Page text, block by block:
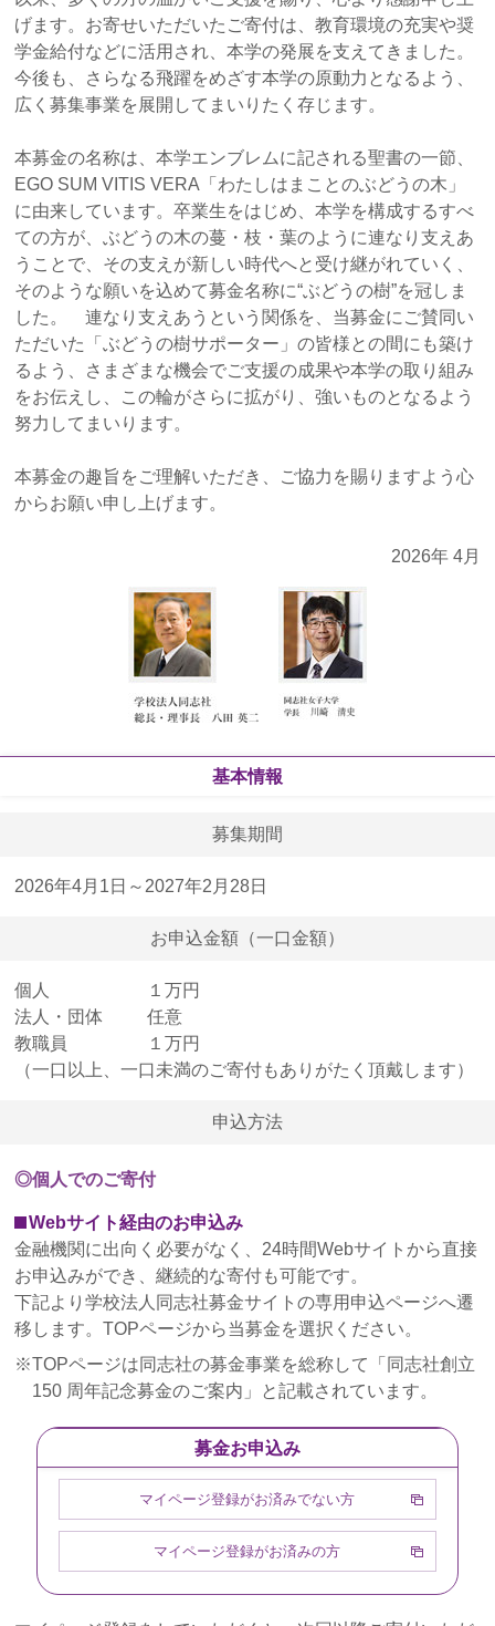
2025年2月10日
寄付金免税措置の手続き（確定申告）方法について
（2024年にご寄付いただいた皆さまへ）
2024年中の日付での寄付領収書発行をご希望の方へ
2024年12月17日
ぶどうの樹オンライン講演会 『同志社と医療・看
護』を開催
2024年11月7日
【2/21（金）】2024年度「ぶどうの樹サポーターの
集い」のご案内
2024年10月30日
【12/11（水）】ぶどうの樹オンライン講演会『同志
社と医療・看護』のご案内
2024年8月22日
2024年6月19日
【8/16（金）】2024年度大文字の送り火 観覧の会の
2024年6月18日
ぶどうの樹サポーターズ通信第12号を発行しました
2023年度「ぶどうの樹サポーターの集い」を開催し
ました
2024年2月14日
（2023年にご寄付いただいた皆さまへ）
2023年12月22日
『ぶどうの樹オンライン講演会 クリスマスのここ
2023年中の日付での寄付領収書発行をご希望の方へ
2023年11月27日
2023年度「ぶどうの樹サポーターの集い」のご案内
2023年11月8日
ぶどうの樹サポーターズ通信第11号を発行しました
2023年10月27日
スマスのこころ～キリスト教主義教育を考える～』
のご案内
2023年8月24日
2023年度『大文字の送り火 観覧の会』を開催
2023年7月7日
コンビニ支払いによるご寄付の受付廃止について
げます。お寄せいただいたご寄付は、教育環境の充実や奨
学金給付などに活用され、本学の発展を支えてきました。
今後も、さらなる飛躍をめざす本学の原動力となるよう、
広く募集事業を展開してまいりたく存じます。
本募金の名称は、本学エンブレムに記される聖書の一節、
EGO SUM VITIS VERA「わたしはまことのぶどうの木」
に由来しています。卒業生をはじめ、本学を構成するすべ
ての方が、ぶどうの木の蔓・枝・葉のように連なり支えあ
うことで、その支えが新しい時代へと受け継がれていく、
そのような願いを込めて募金名称に“ぶどうの樹”を冠しま
した。 連なり支えあうという関係を、当募金にご賛同い
ただいた「ぶどうの樹サポーター」の皆様との間にも築け
るよう、さまざまな機会でご支援の成果や本学の取り組み
をお伝えし、この輪がさらに拡がり、強いものとなるよう
努力してまいります。
本募金の趣旨をご理解いただき、ご協力を賜りますよう心
からお願い申し上げます。
2026年 4月
基本情報
募集期間
2026年4月1日～2027年2月28日
お申込金額（一口金額）
個人
１万円
法人・団体
任意
教職員
１万円
（一口以上、一口未満のご寄付もありがたく頂戴します）
申込方法
◎個人でのご寄付
Webサイト経由のお申込み
金融機関に出向く必要がなく、24時間Webサイトから直接
お申込みができ、継続的な寄付も可能です。
下記より学校法人同志社募金サイトの専用申込ページへ遷
移します。TOPページから当募金を選択ください。
TOPページは同志社の募金事業を総称して「同志社創立
150 周年記念募金のご案内」と記載されています。
募金お申込み
マイページ登録がお済みでない方
マイページ登録がお済みの方